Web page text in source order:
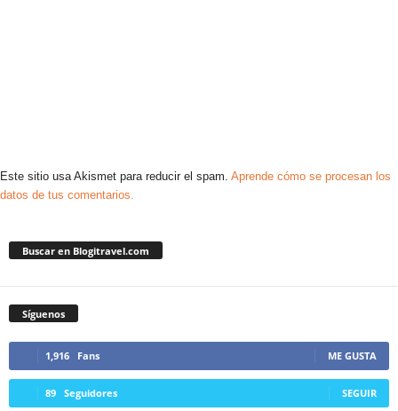
Este sitio usa Akismet para reducir el spam. Aprende cómo se procesan los
datos de tus comentarios.
Buscar en Blogitravel.com
Síguenos
1,916 Fans ME GUSTA
89 Seguidores SEGUIR